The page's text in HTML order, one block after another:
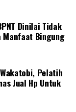
Dinilai Tidak
Manfaat Bingung
Pelatih
Jual Hp Untuk